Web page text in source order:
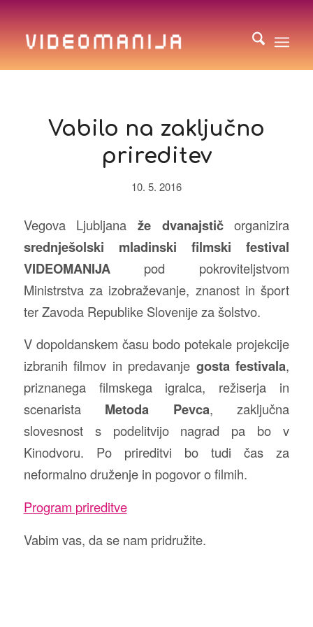
Vabilo na zaključno
prireditev
10. 5. 2016
Vegova Ljubljana že dvanajstičorganizira
srednješolski mladinski filmski festival
VIDEOMANIJApod pokroviteljstvom
Ministrstva za izobraževanje, znanost in šport
ter Zavoda Republike Slovenije za šolstvo.
V dopoldanskem času bodo potekale projekcije
izbranih filmov in predavanje gosta festivala,
priznanega filmskega igralca, režiserja in
scenarista Metoda Pevca, zaključna
slovesnost s podelitvijo nagrad pa bo v
Kinodvoru. Po prireditvi bo tudi čas za
neformalno druženje in pogovor o filmih.
Program prireditve
Vabim vas, da se nam pridružite.